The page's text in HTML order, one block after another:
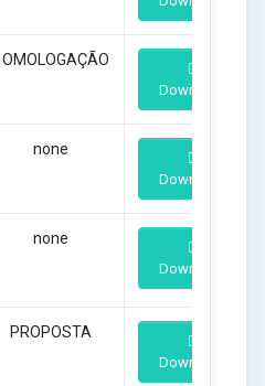
Download
none
Download
none
Download
PROPOSTA
Download